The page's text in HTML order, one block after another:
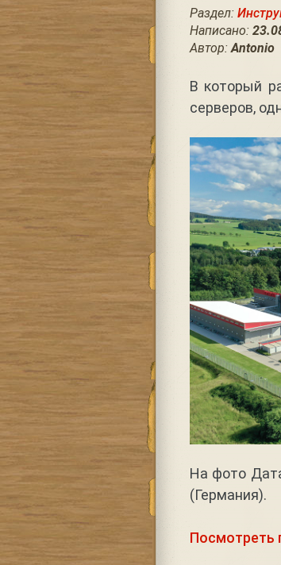
Раздел:
Написано:
Автор:Antonio
В который
серверов,
На фото
(Германия).
Посмотреть